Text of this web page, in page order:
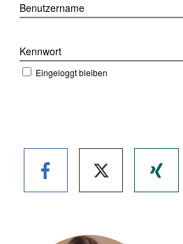
Benutzername
Kennwort
Eingeloggt bleiben